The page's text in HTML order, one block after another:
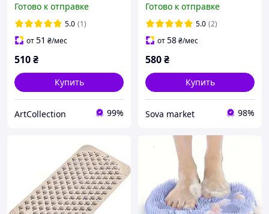
силиконовый с
присосками, серый
36.5х69 см
Готово к отправке
5.0 (1)
от51 ₴/мес
510₴
Купить
ArtСollection 99%
ый для тела силиконовый
с присосками, белый
40х100 см
Готово к отправке
5.0 (2)
от58₴/мес
580₴
Купить
Sova market 98%